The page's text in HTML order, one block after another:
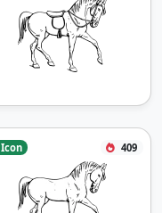
Icon 409